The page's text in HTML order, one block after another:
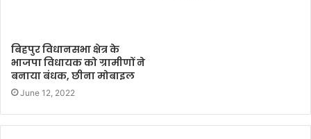
बिहपुर विधानसभा क्षेत्र के
भाजपा विधायक को ग्रामीणों ने
बनाया बंधक, छीना मोबाइल
June 12, 2022